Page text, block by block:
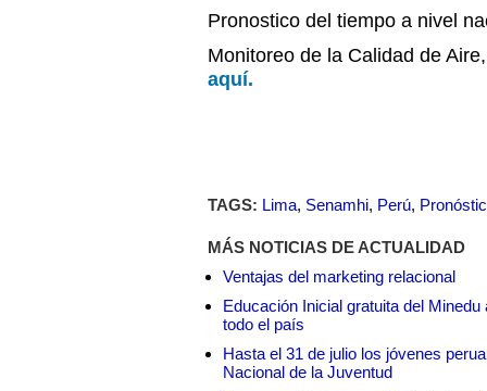
Pronostico del tiempo a nivel
Monitoreo de la Calidad de
aquí.
TAGS: Lima, Senamhi, Perú,
MÁS NOTICIAS DE ACTUALIDAD
Ventajas del marketing relacional
Educación Inicial gratuita del
todo el país
Hasta el 31 de julio los jóvenes
Nacional de la Juventud